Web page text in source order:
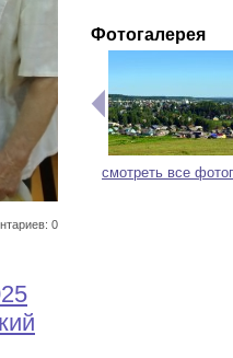
0
Фотогалерея
смотреть все